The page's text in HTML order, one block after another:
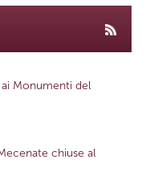
Monumenti del
chiuse al